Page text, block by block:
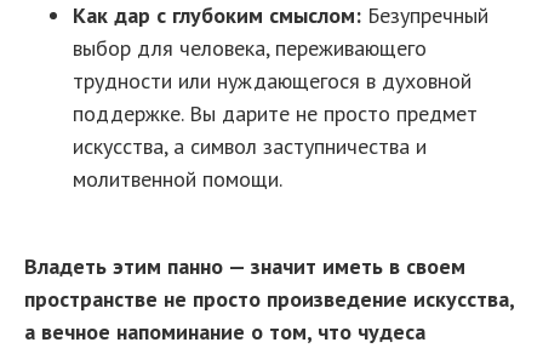
Как дар с глубоким смыслом: Безупречный
выбор для человека, переживающего
трудности или нуждающегося в духовной
поддержке. Вы дарите не просто предмет
искусства, а символ заступничества и
молитвенной помощи.
Владеть этим панно — значит иметь в своем
пространстве не просто произведение искусства,
а вечное напоминание о том, что чудеса